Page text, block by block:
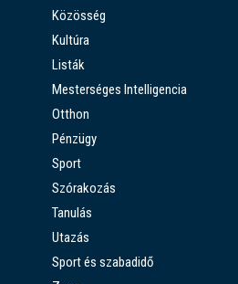
Közösség
Kultúra
Listák
Mesterséges Intelligencia
Otthon
Pénzügy
Sport
Szórakozás
Tanulás
Utazás
Sport és szabadidő